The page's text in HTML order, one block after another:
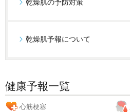
乾燥肌の予防対策
乾燥肌予報について
健康予報一覧
心筋梗塞